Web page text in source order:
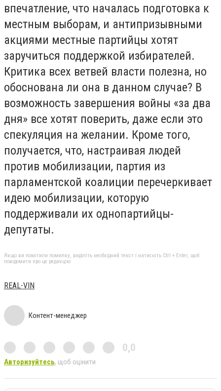
впечатление, что началась подготовка к
местным выборам, и антипризывными
акциями местные партийцы хотят
заручиться поддержкой избирателей.
Критика всех ветвей власти полезна, но
обоснована ли она в данном случае? В
возможность завершения войны «за два
дня» все хотят поверить, даже если это
спекуляция на желании. Кроме того,
получается, что, настраивая людей
против мобилизации, партия из
парламентской коалиции перечеркивает
идею мобилизации, которую
поддерживали их однопартийцы-
депутаты.
Якщо ви помітили помилку, виділіть необхідний текст і натисніть Ctrl + Enter, щоб
повідомити про це редакцію
REAL-VIN
Контент-менеджер
0,0
Авторизуйтесь, щоб оцінити